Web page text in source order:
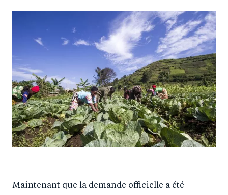
Maintenant que la demande officielle a été